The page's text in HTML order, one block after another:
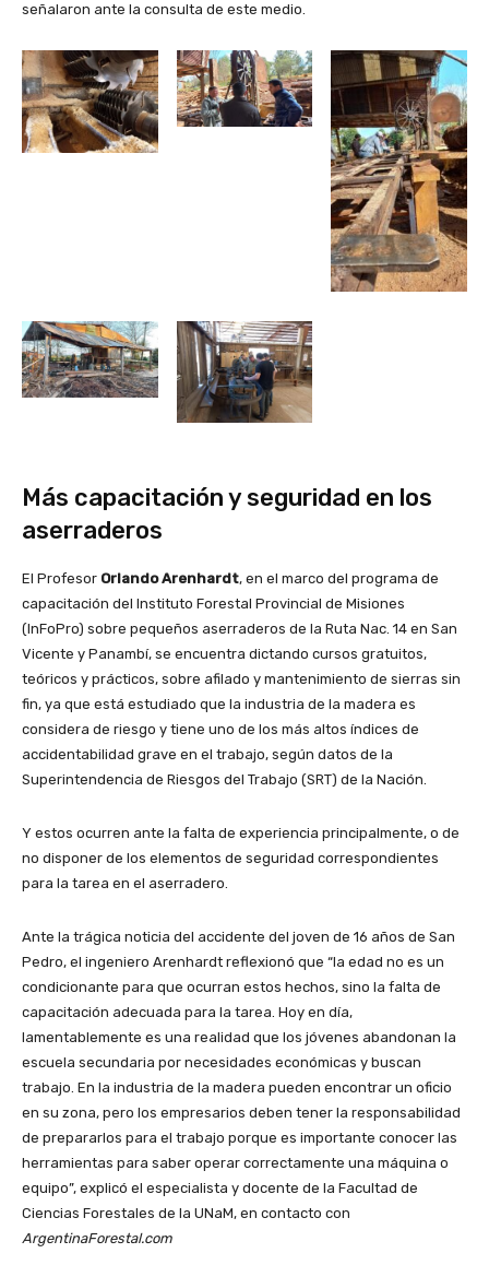
señalaron ante la consulta de este medio.
Más capacitación y seguridad en los
aserraderos
El Profesor Orlando Arenhardt, en el marco del programa de
capacitación del Instituto Forestal Provincial de Misiones
(InFoPro) sobre pequeños aserraderos de la Ruta Nac. 14 en San
Vicente y Panambí, se encuentra dictando cursos gratuitos,
teóricos y prácticos, sobre afilado y mantenimiento de sierras sin
fin, ya que está estudiado que la industria de la madera es
considera de riesgo y tiene uno de los más altos índices de
accidentabilidad grave en el trabajo, según datos de la
Superintendencia de Riesgos del Trabajo (SRT) de la Nación.
Y estos ocurren ante la falta de experiencia principalmente, o de
no disponer de los elementos de seguridad correspondientes
para la tarea en el aserradero.
Ante la trágica noticia del accidente del joven de 16 años de San
Pedro, el ingeniero Arenhardt reflexionó que “la edad no es un
condicionante para que ocurran estos hechos, sino la falta de
capacitación adecuada para la tarea. Hoy en día,
lamentablemente es una realidad que los jóvenes abandonan la
escuela secundaria por necesidades económicas y buscan
trabajo. En la industria de la madera pueden encontrar un oficio
en su zona, pero los empresarios deben tener la responsabilidad
de prepararlos para el trabajo porque es importante conocer las
herramientas para saber operar correctamente una máquina o
equipo”, explicó el especialista y docente de la Facultad de
Ciencias Forestales de la UNaM, en contacto con
ArgentinaForestal.com